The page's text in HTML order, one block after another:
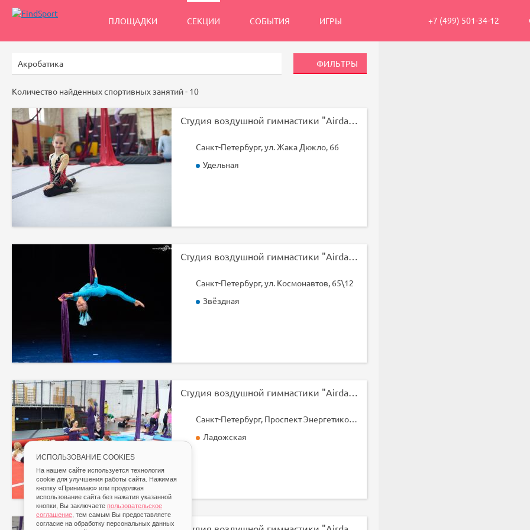
ИСПОЛЬЗОВАНИЕ COOKIES
На нашем сайте используется технология
cookie для улучшения работы сайта. Нажимая
кнопку «Принимаю» или продолжая
использование сайта без нажатия указанной
кнопки, Вы заключаете пользовательское
соглашение , тем самым Вы предоставляете
согласие на обработку персональных данных
ПЛОЩАДКИ СЕКЦИИ СОБЫТИЯ ИГРЫ +7 (499) 501-34-12
ФИЛЬТРЫ
Количество найденных спортивных занятий - 10
Студия воздушной гимнастики "Airdance"
Санкт-Петербург, ул. Жака Дюкло, 66
Удельная
Студия воздушной гимнастики "Airdance"
Санкт-Петербург, ул. Космонавтов, 65\12
Звёздная
Студия воздушной гимнастики "Airdance"
Санкт-Петербург, Проспект Энергетиков 3,корп. Б
Ладожская